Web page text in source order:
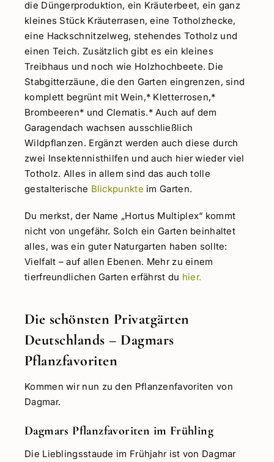
die Düngerproduktion, ein Kräuterbeet, ein ganz
kleines Stück Kräuterrasen, eine Totholzhecke,
eine Hackschnitzelweg, stehendes Totholz und
einen Teich. Zusätzlich gibt es ein kleines
Treibhaus und noch wie Holzhochbeete. Die
Stabgitterzäune, die den Garten eingrenzen, sind
komplett begrünt mit Wein,* Kletterrosen,*
Brombeeren* und Clematis.* Auch auf dem
Garagendach wachsen ausschließlich
Wildpflanzen. Ergänzt werden auch diese durch
zwei Insektennisthilfen und auch hier wieder viel
Totholz. Alles in allem sind das auch tolle
gestalterische Blickpunkte im Garten.
Du merkst, der Name „Hortus Multiplex“ kommt
nicht von ungefähr. Solch ein Garten beinhaltet
alles, was ein guter Naturgarten haben sollte:
Vielfalt – auf allen Ebenen. Mehr zu einem
tierfreundlichen Garten erfährst du hier.
Die schönsten Privatgärten
Deutschlands – Dagmars
Pflanzfavoriten
Kommen wir nun zu den Pflanzenfavoriten von
Dagmar.
Dagmars Pflanzfavoriten im Frühling
Die Lieblingsstaude im Frühjahr ist von Dagmar